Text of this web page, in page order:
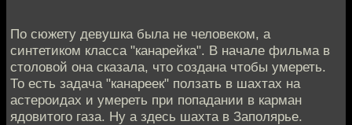
По сюжету девушка была не человеком, а
синтетиком класса "канарейка". В начале фильма в
столовой она сказала, что создана чтобы умереть.
То есть задача "канареек" ползать в шахтах на
астероидах и умереть при попадании в карман
ядовитого газа. Ну а здесь шахта в Заполярье.